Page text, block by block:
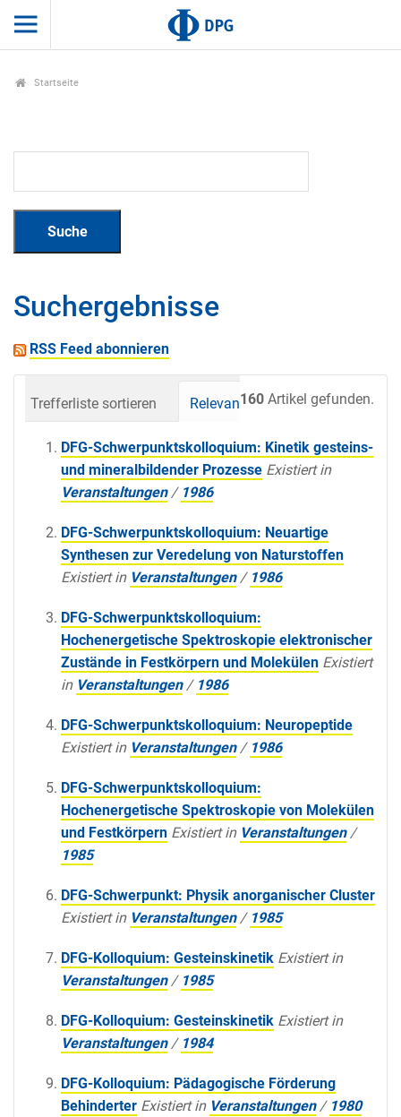
Startseite
Suchergebnisse
RSS Feed abonnieren
160 Artikel gefunden.
Trefferliste sortieren Relevanz Datum
DFG-Schwerpunktskolloquium: Kinetik gesteins-
und mineralbildender Prozesse Existiert in
Veranstaltungen / 1986
DFG-Schwerpunktskolloquium: Neuartige
Synthesen zur Veredelung von Naturstoffen
Existiert in Veranstaltungen / 1986
DFG-Schwerpunktskolloquium:
Hochenergetische Spektroskopie elektronischer
Zustände in Festkörpern und Molekülen Existiert
in Veranstaltungen / 1986
DFG-Schwerpunktskolloquium: Neuropeptide
Existiert in Veranstaltungen / 1986
DFG-Schwerpunktskolloquium:
Hochenergetische Spektroskopie von Molekülen
und Festkörpern Existiert in Veranstaltungen /
1985
DFG-Schwerpunkt: Physik anorganischer Cluster
Existiert in Veranstaltungen / 1985
DFG-Kolloquium: Gesteinskinetik Existiert in
Veranstaltungen / 1985
DFG-Kolloquium: Gesteinskinetik Existiert in
Veranstaltungen / 1984
DFG-Kolloquium: Pädagogische Förderung
Behinderter Existiert in Veranstaltungen / 1980